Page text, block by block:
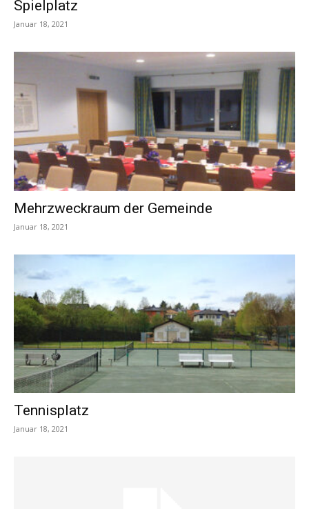
Spielplatz
Januar 18, 2021
Mehrzweckraum der Gemeinde
Januar 18, 2021
Tennisplatz
Januar 18, 2021